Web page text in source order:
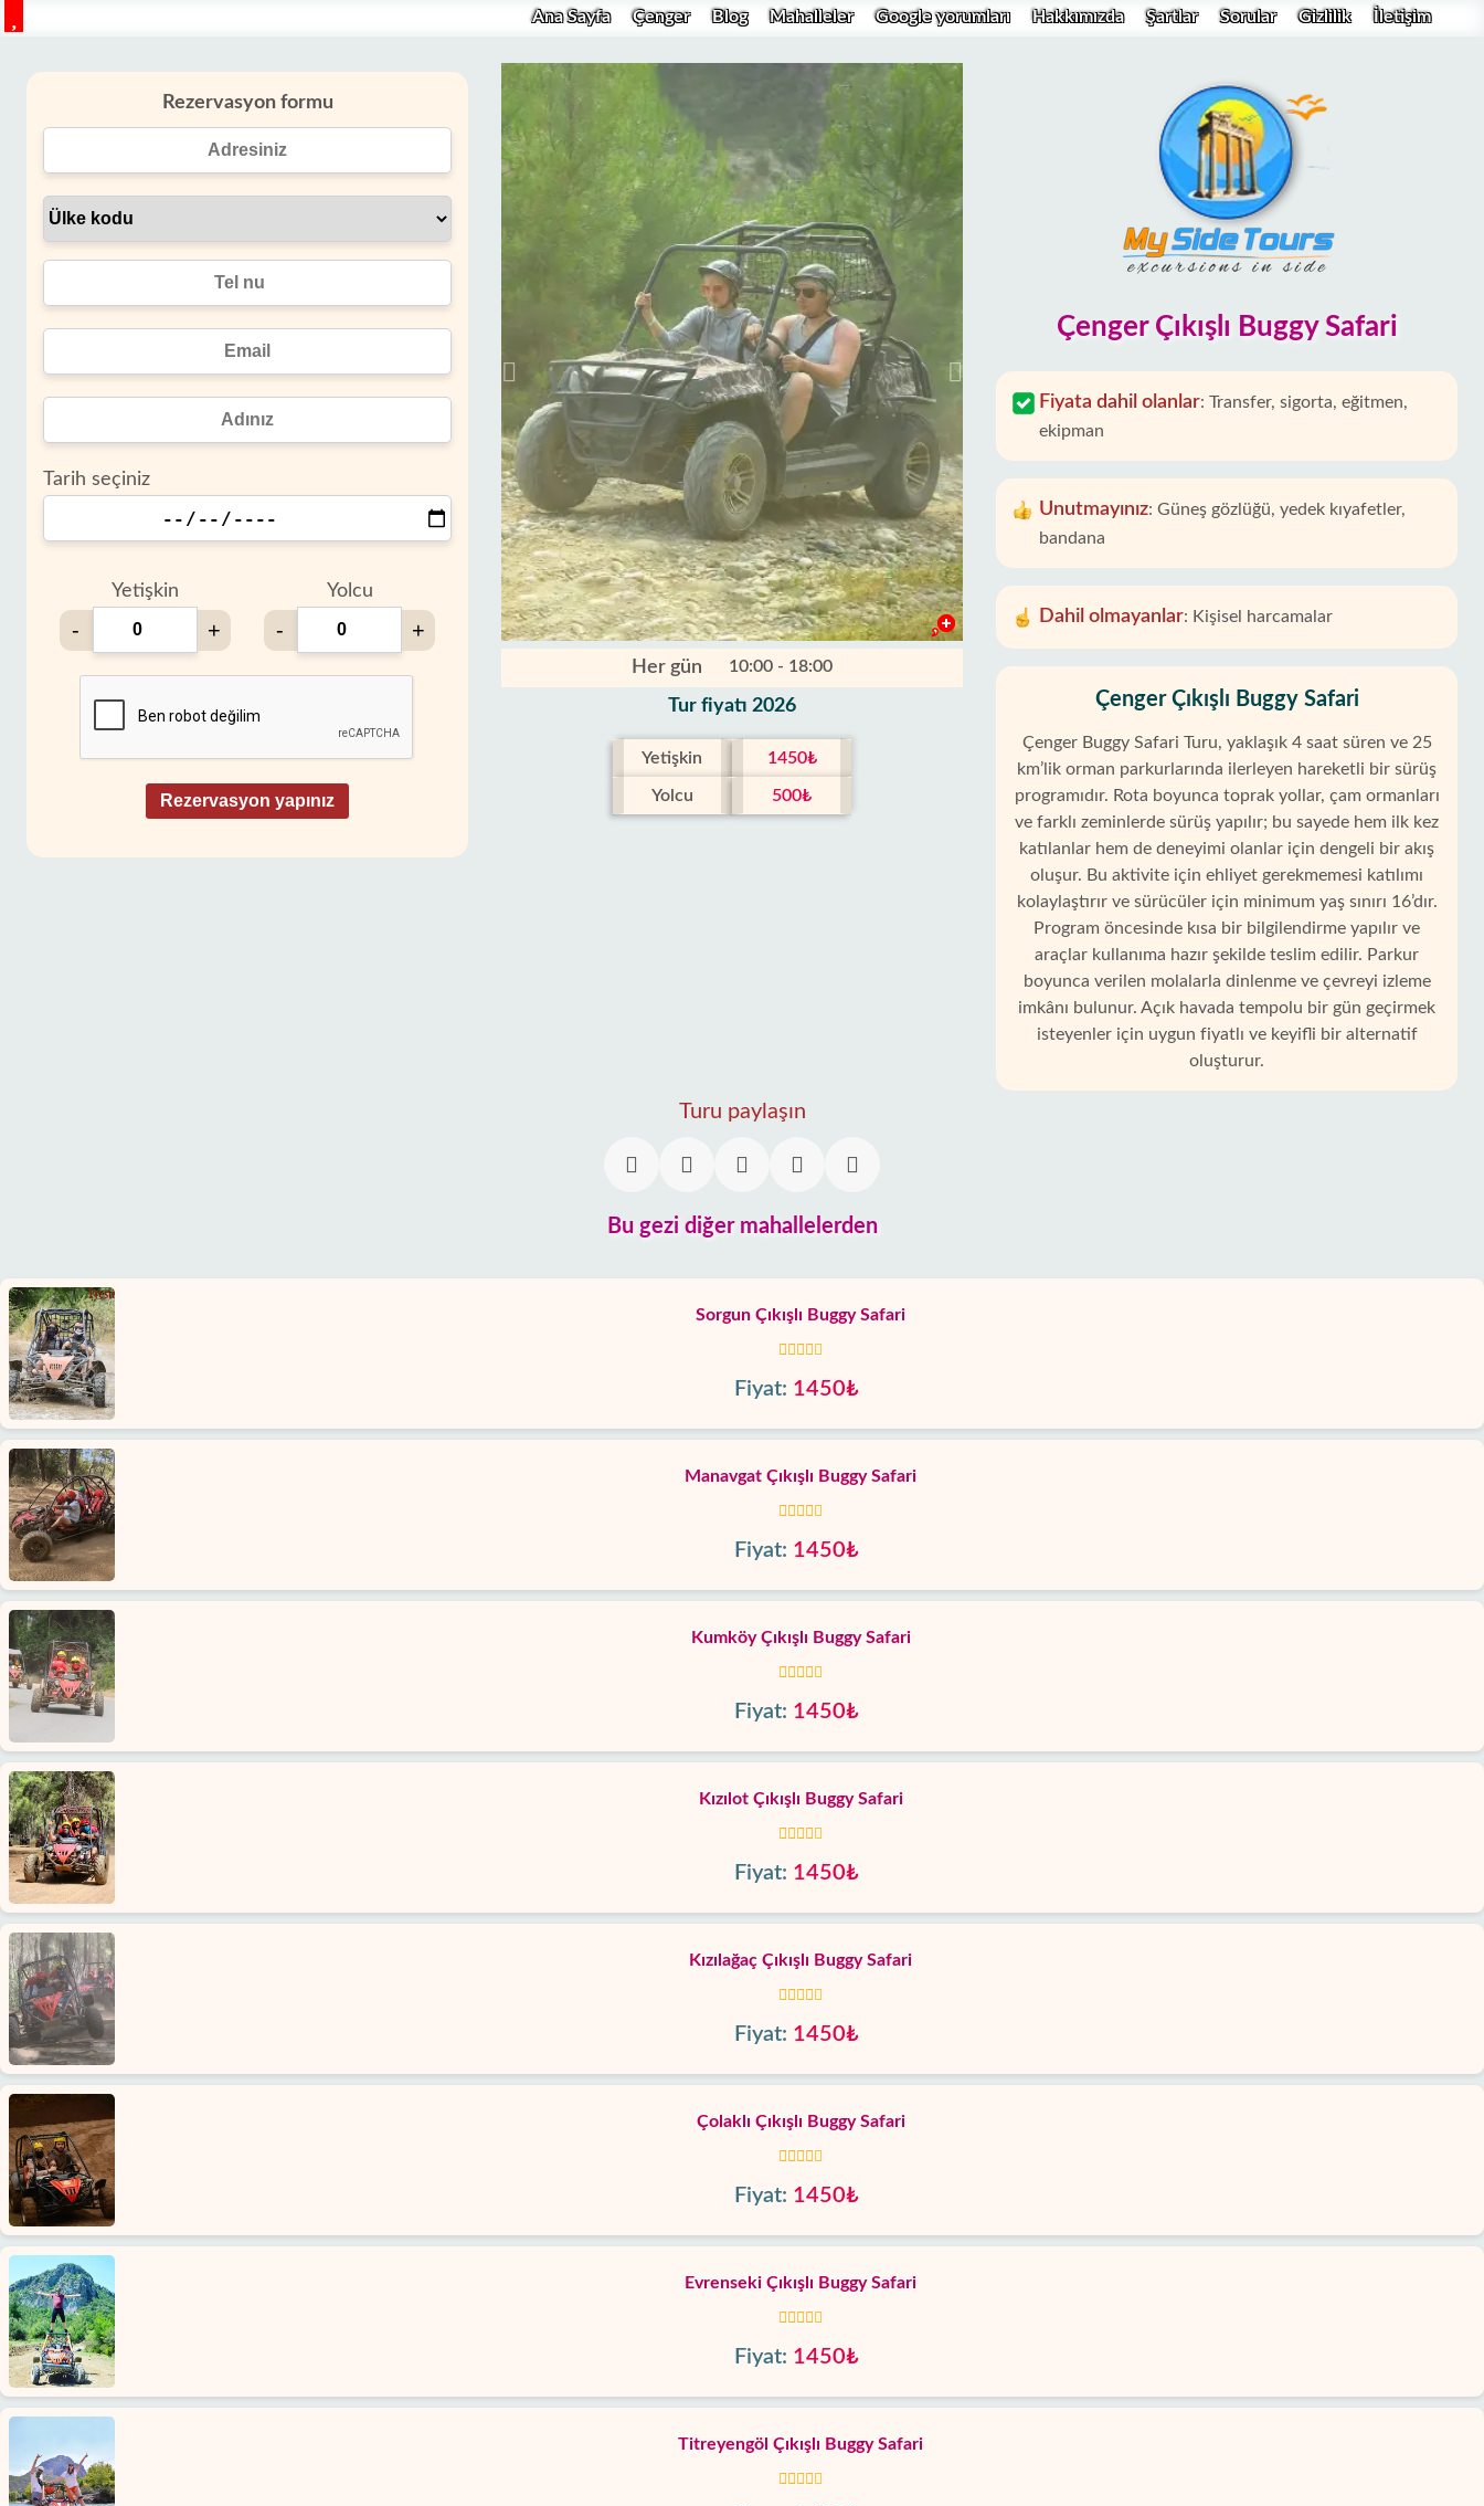
Ana Sayfa Çenger Blog Mahalleler Google yorumları Hakkımızda Şartlar Sorular Gizlilik İletişim
Çenger Çıkışlı Buggy Safari
Fiyata dahil olanlar: Transfer, sigorta, eğitmen,
ekipman
Unutmayınız: Güneş gözlüğü, yedek kıyafetler,
bandana
Dahil olmayanlar: Kişisel harcamalar
Çenger Çıkışlı Buggy Safari
Çenger Buggy Safari Turu, yaklaşık 4 saat süren ve 25
km’lik orman parkurlarında ilerleyen hareketli bir sürüş
programıdır. Rota boyunca toprak yollar, çam ormanları
ve farklı zeminlerde sürüş yapılır; bu sayede hem ilk kez
katılanlar hem de deneyimi olanlar için dengeli bir akış
oluşur. Bu aktivite için ehliyet gerekmemesi katılımı
kolaylaştırır ve sürücüler için minimum yaş sınırı 16’dır.
Program öncesinde kısa bir bilgilendirme yapılır ve
araçlar kullanıma hazır şekilde teslim edilir. Parkur
boyunca verilen molalarla dinlenme ve çevreyi izleme
imkânı bulunur. Açık havada tempolu bir gün geçirmek
isteyenler için uygun fiyatlı ve keyifli bir alternatif
oluşturur.
Her gün 10:00 - 18:00
Tur fiyatı 2026
Yetişkin 1450₺
Yolcu 500₺
Rezervasyon formu
Tarih seçiniz
Yetişkin
- +
Yolcu
- +
Rezervasyon yapınız
Turu paylaşın
Bu gezi diğer mahallelerden
Sorgun Çıkışlı Buggy Safari
Fiyat: 1450₺
Manavgat Çıkışlı Buggy Safari
Fiyat: 1450₺
Kumköy Çıkışlı Buggy Safari
Fiyat: 1450₺
Kızılot Çıkışlı Buggy Safari
Fiyat: 1450₺
Kızılağaç Çıkışlı Buggy Safari
Fiyat: 1450₺
Çolaklı Çıkışlı Buggy Safari
Fiyat: 1450₺
Evrenseki Çıkışlı Buggy Safari
Fiyat: 1450₺
Titreyengöl Çıkışlı Buggy Safari